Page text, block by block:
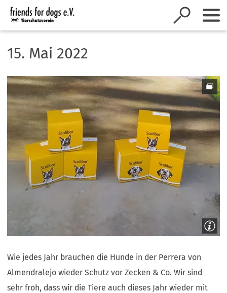
Inhalt anspringen
15. Mai 2022
Wie jedes Jahr brauchen die Hunde in der Perrera von
Almendralejo wieder Schutz vor Zecken & Co. Wir sind
sehr froh, dass wir die Tiere auch dieses Jahr wieder mit